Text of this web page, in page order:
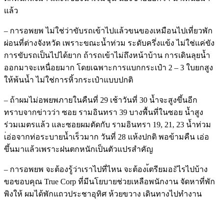
แล้ว
– การอพยพ ไม่ใช่ว่าขับรถเข้าไปแล้วขนของเหมือนไปเที่ยวพัก
ผ่อนที่ต่างจังหวัด เพราะขณะน้ำท่วม ระดับครึ่งแข้ง ไม่ใช่แค่ขัง
การขับรถเป็นไปได้ยาก ถ้ารถเข้าไม่ถึงหน้าบ้าน การเดินลุยน้ำ
ออกมาจะเหนื่อยมาก โดยเฉพาะการแบกกระเป๋า 2 – 3 ใบยกสูง
ให้พ้นน้ำ ไม่ใช่การหิ้วกระเป๋าแบบปกติ
– ถ้าผมไม่อพยพภายในคืนที่ 29 เช้าวันที่ 30 น้ำจะสูงขึ้นอีก
ทราบจากข่าวว่า ซอย รามอินทรา 39 บางพื้นที่ในซอย น้ำสูง
ร่วมเมตรแล้ว และซอยผมตัดกับ รามอินทรา 19, 21, 23 น้ำท่วม
เ่อ่อจากท่อระบายน้ำเร็วมาก วันที่ 28 แห้งปกติ พอข้ามคืน เอ่อ
ขึ้นมาแล้วเพราะฝนตกหนักเป็นตัวแปรสำคัญ
– การอพยพ จะต้องรู้ว่าเราไปที่ไหน จะต้องเ้ตรียมอะัไรไปบ้าง
ขอขอบคุณ True Corp ที่มีนโยบายช่วยเหลือพนักงาน จัดหาที่พัก
พิงให้ ผมได้พักแถวประชาอุทิศ ห้วยขวาง เดินทางไปทำงาน